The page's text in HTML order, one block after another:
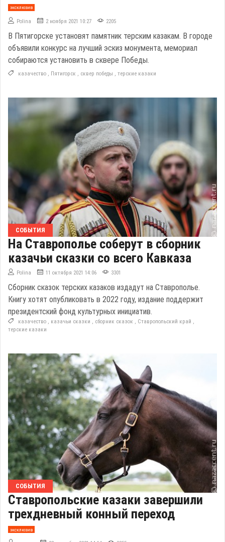
эксклюзив
Polina 2 ноября 2021 10:27 2205
В Пятигорске установят памятник терским казакам. В городе
объявили конкурс на лучший эскиз монумента, мемориал
собираются установить в сквере Победы.
казачество , Пятигорск , сквер победы , терские казаки
СОБЫТИЯ
На Ставрополье соберут в сборник
казачьи сказки со всего Кавказа
Polina 11 октября 2021 14:06 3301
Сборник сказок терских казаков издадут на Ставрополье.
Книгу хотят опубликовать в 2022 году, издание поддержит
президентский фонд культурных инициатив.
казачество , казачьи сказки , сборник сказок , Ставропольский край ,
терские казаки
СОБЫТИЯ
Ставропольские казаки завершили
трехдневный конный переход
эксклюзив